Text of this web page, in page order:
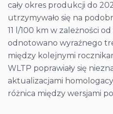
cały okres produkcji do
utrzymywało się na
11 l/100 km w zależności
odnotowano wyraźnego
między kolejnymi
WLTP poprawiały się
aktualizacjami
różnica między wersjami